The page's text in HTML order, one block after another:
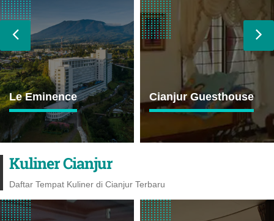
Le Eminence Cianjur Guesthouse
Kuliner Cianjur
Daftar Tempat Kuliner di Cianjur Terbaru